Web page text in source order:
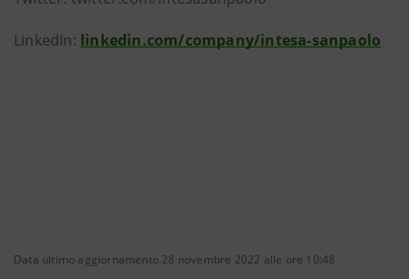
LinkedIn: linkedin.com/company/intesa-sanpaolo
Data ultimo aggiornamento 28 novembre 2022 alle ore 10:48